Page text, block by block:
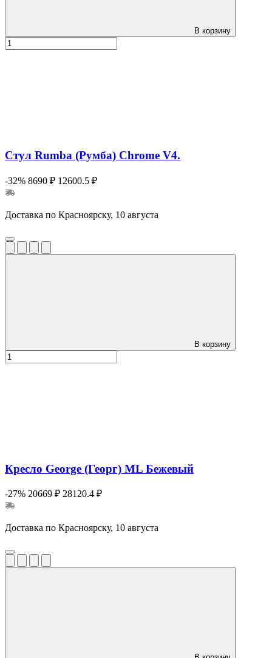
В корзину
Стул Rumba (Румба) Chrome V4.
-32% 8690 ₽ 12600.5 ₽
Доставка по Красноярску, 10 августа
В корзину
Кресло George (Георг) ML Бежевый
-27% 20669 ₽ 28120.4 ₽
Доставка по Красноярску, 10 августа